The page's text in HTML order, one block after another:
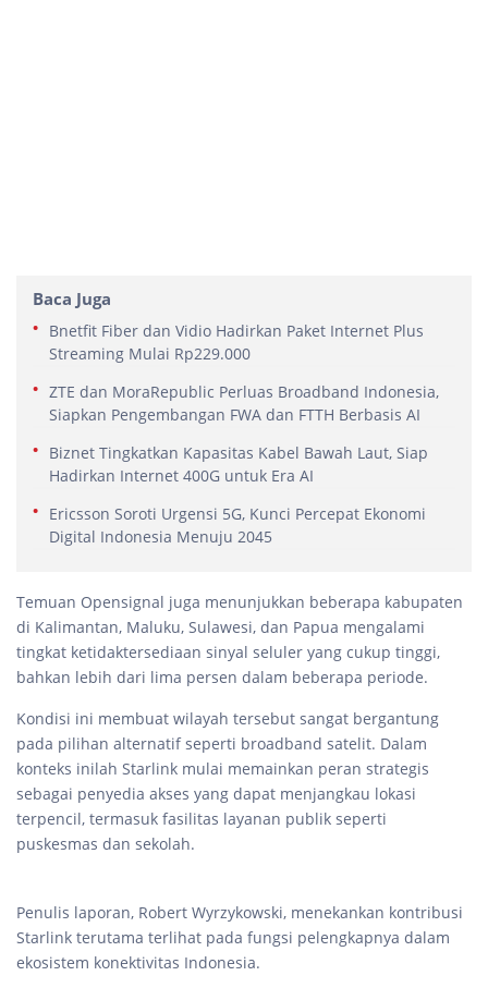
Baca Juga
Bnetfit Fiber dan Vidio Hadirkan Paket Internet Plus
Streaming Mulai Rp229.000
ZTE dan MoraRepublic Perluas Broadband Indonesia,
Siapkan Pengembangan FWA dan FTTH Berbasis AI
Biznet Tingkatkan Kapasitas Kabel Bawah Laut, Siap
Hadirkan Internet 400G untuk Era AI
Ericsson Soroti Urgensi 5G, Kunci Percepat Ekonomi
Digital Indonesia Menuju 2045
Temuan Opensignal juga menunjukkan beberapa kabupaten
di Kalimantan, Maluku, Sulawesi, dan Papua mengalami
tingkat ketidaktersediaan sinyal seluler yang cukup tinggi,
bahkan lebih dari lima persen dalam beberapa periode.
Kondisi ini membuat wilayah tersebut sangat bergantung
pada pilihan alternatif seperti broadband satelit. Dalam
konteks inilah Starlink mulai memainkan peran strategis
sebagai penyedia akses yang dapat menjangkau lokasi
terpencil, termasuk fasilitas layanan publik seperti
puskesmas dan sekolah.
Penulis laporan, Robert Wyrzykowski, menekankan kontribusi
Starlink terutama terlihat pada fungsi pelengkapnya dalam
ekosistem konektivitas Indonesia.